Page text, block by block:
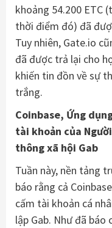
khoảng 54.200 ETC
thời điểm đó) đã
Tuy nhiên, Gate.io
đã được trả lại cho
khiến tin đồn về sự
trắng.
Coinbase, Ứng
tài khoản của
thông xã hội Gab
Tuần này, nền tảng
báo rằng cả
cấm tài khoản cá
lập Gab. Như đã